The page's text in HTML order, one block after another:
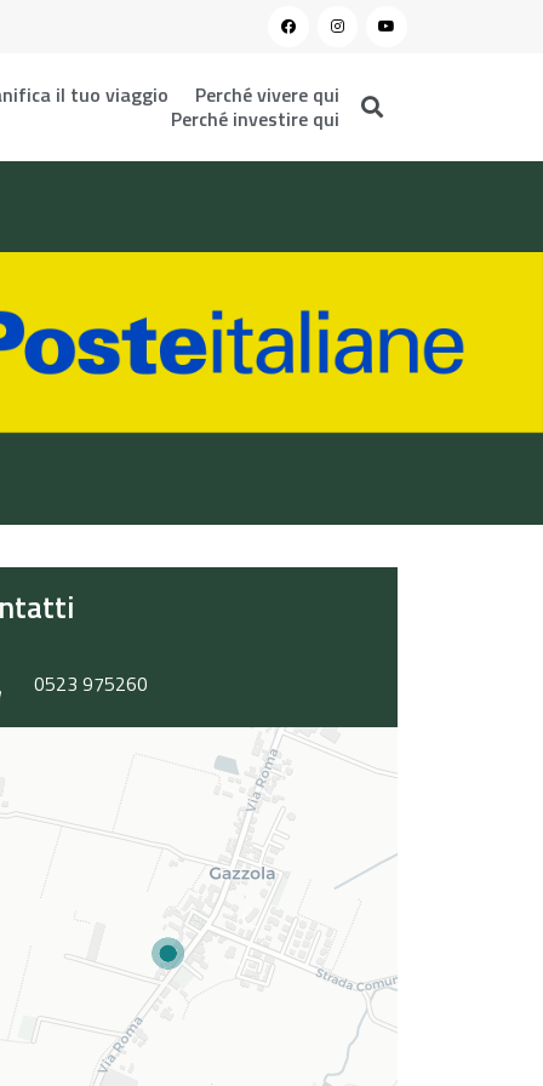
il tuo viaggio
Perché vivere qui
Perché investire qui
0523 975260